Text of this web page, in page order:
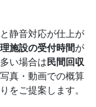
静音対応が仕上が
施設の受付時間が
い場合は民間回収
真・動画での概算
をご提案します。